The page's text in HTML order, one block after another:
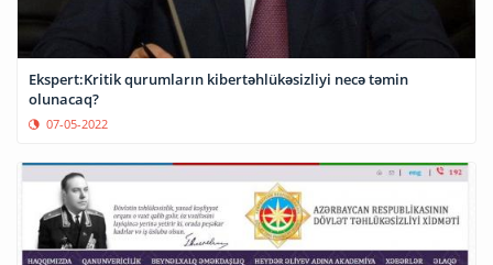
Ekspert:Kritik qurumların kibertəhlükəsizliyi necə təmin
olunacaq?
07-05-2022